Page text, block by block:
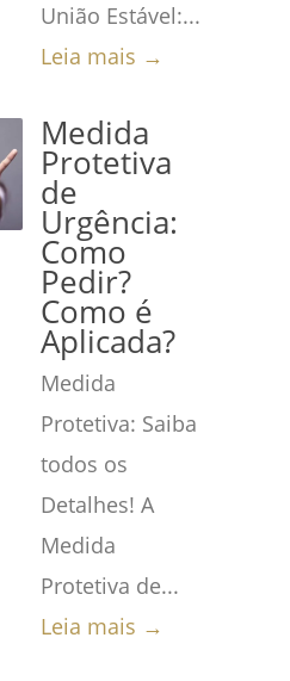
União Estável:...
Leia mais →
Medida
Protetiva
de
Urgência:
Como
Pedir?
Como é
Aplicada?
Medida
Protetiva: Saiba
todos os
Detalhes! A
Medida
Protetiva de...
Leia mais →